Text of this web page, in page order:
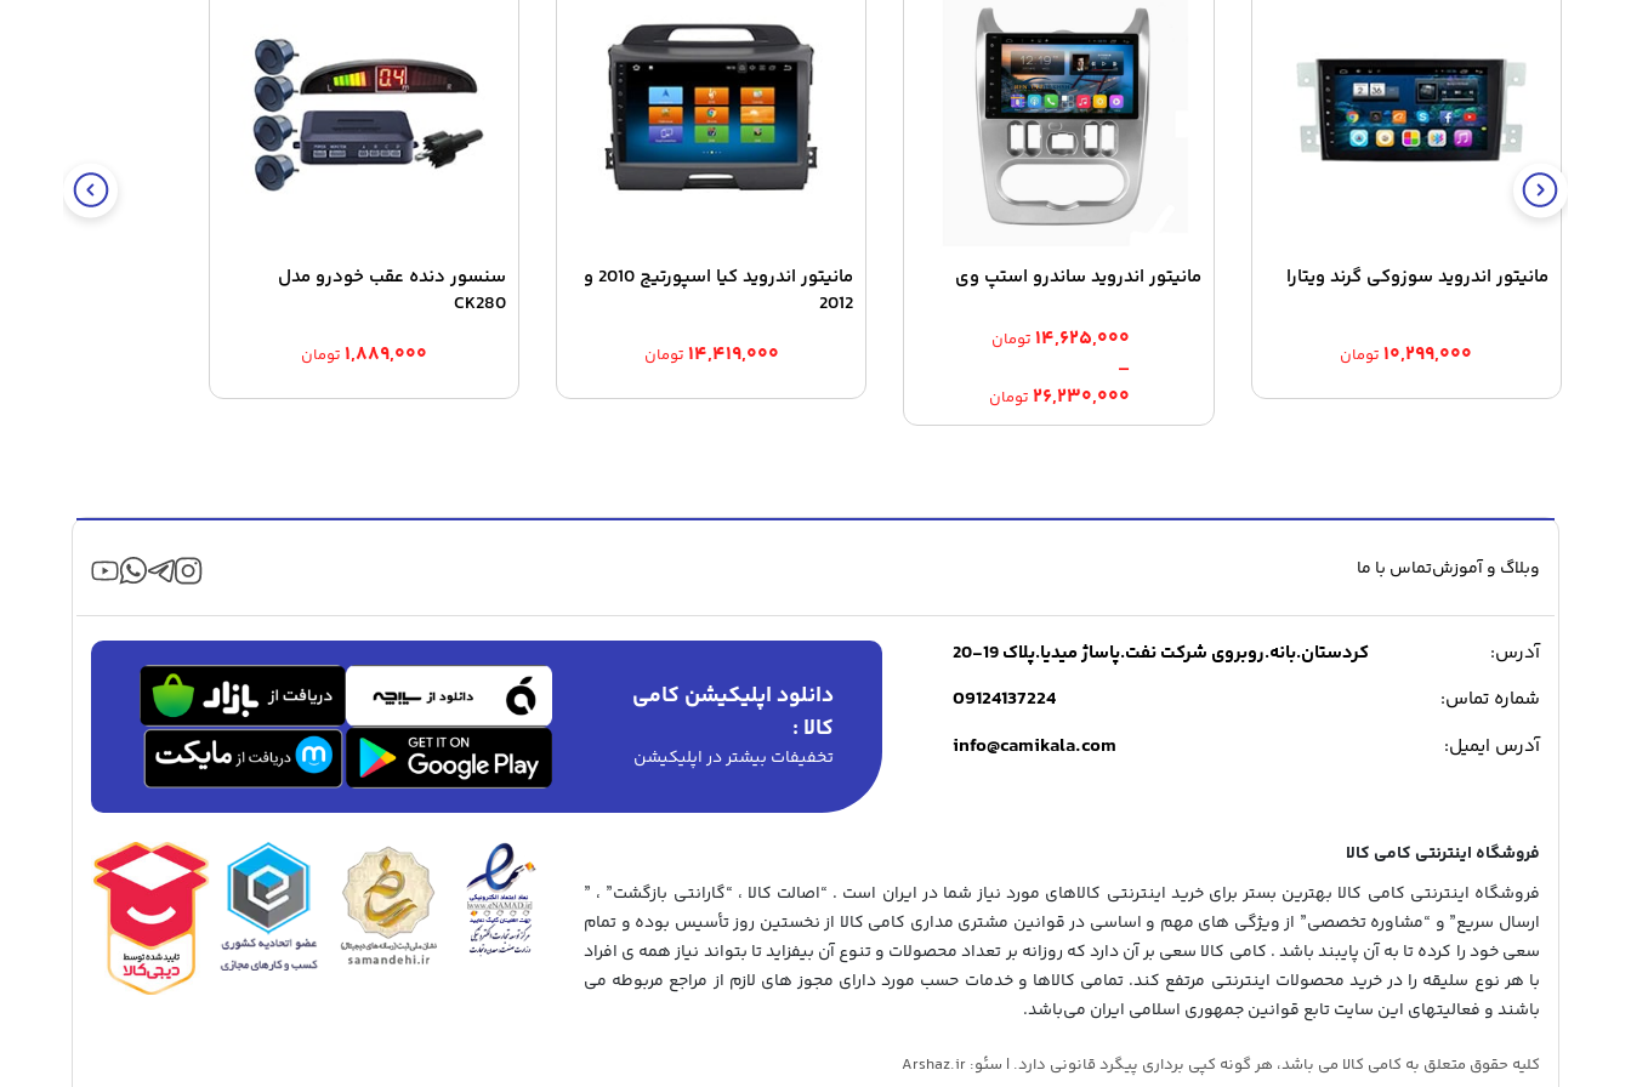
مانیتور اندروید سوزوکی گرند ویتارا
۱۰,۲۹۹,۰۰۰ تومان
مانیتور اندروید ساندرو استپ وی
۲۶,۲۳۰,۰۰۰ تومان
–
۱۴,۶۲۵,۰۰۰ تومان
range:
مانیتور اندروید کیا اسپورتیج 2010 و
2012
۱۴,۴۱۹,۰۰۰ تومان
سنسور دنده عقب خودرو مدل
CK280
۱,۸۸۹,۰۰۰ تومان
وبلاگ و آموزشتماس با ما
آدرس:
کردستان.بانه.روبروی شرکت نفت.پاساژ میدیا.پلاک 19-20
شماره تماس:
09124137224
آدرس ایمیل: info@camikala.com
دانلود اپلیکیشن کامی
کالا :
تخفیفات بیشتر در اپلیکیشن
فروشگاه اینترنتی کامی کالا
فروشگاه اینترنتی کامی کالا بهترین بستر برای خرید اینترنتی کالاهای مورد نیاز شما در ایران است . “اصالت کالا ، “گارانتی بازگشت” ، ”
ارسال سریع” و “مشاوره تخصصی” از ویژگی های مهم و اساسی در قوانین مشتری مداری کامی کالا از نخستین روز تأسیس بوده و تمام
سعی خود را کرده تا به آن پایبند باشد . کامی کالا سعی بر آن دارد که روزانه بر تعداد محصولات و تنوع آن بیفزاید تا بتواند نیاز همه ی افراد
با هر نوع سلیقه را در خرید محصولات اینترنتی مرتفع کند. تمامی کالاها و خدمات حسب مورد دارای مجوز های لازم از مراجع مربوطه می
باشند و فعالیتهای این سایت تابع قوانین جمهوری اسلامی ایران می‌باشد.
کلیه حقوق متعلق به کامی کالا می باشد، هر گونه کپی برداری پیگرد قانونی دارد. | سئو: Arshaz.ir